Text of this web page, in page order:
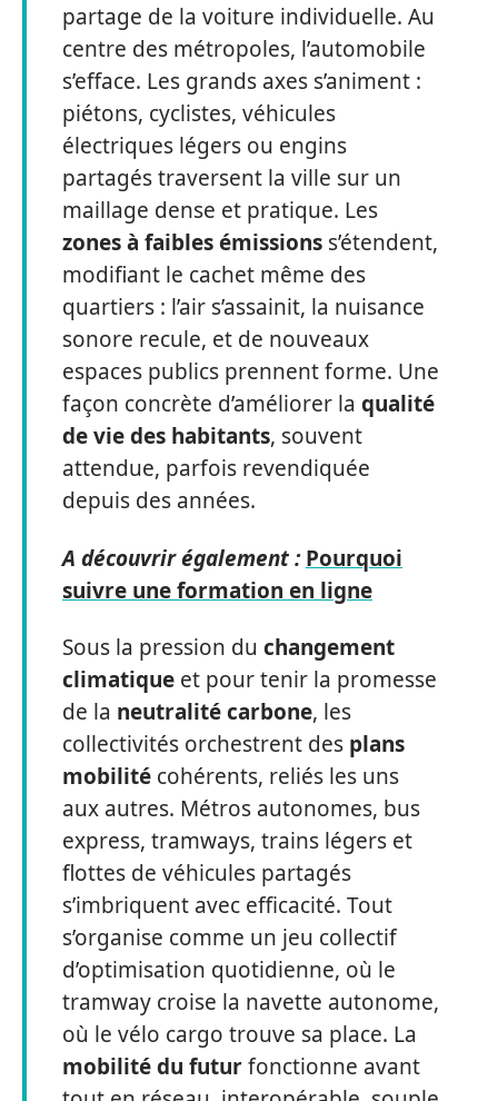
partage de la voiture individuelle. Au
centre des métropoles, l’automobile
s’efface. Les grands axes s’animent :
piétons, cyclistes, véhicules
électriques légers ou engins
partagés traversent la ville sur un
maillage dense et pratique. Les
zones à faibles émissions s’étendent,
modifiant le cachet même des
quartiers : l’air s’assainit, la nuisance
sonore recule, et de nouveaux
espaces publics prennent forme. Une
façon concrète d’améliorer la qualité
de vie des habitants, souvent
attendue, parfois revendiquée
depuis des années.
A découvrir également : Pourquoi
suivre une formation en ligne
Sous la pression du changement
climatique et pour tenir la promesse
de la neutralité carbone, les
collectivités orchestrent des plans
mobilité cohérents, reliés les uns
aux autres. Métros autonomes, bus
express, tramways, trains légers et
flottes de véhicules partagés
s’imbriquent avec efficacité. Tout
s’organise comme un jeu collectif
d’optimisation quotidienne, où le
tramway croise la navette autonome,
où le vélo cargo trouve sa place. La
mobilité du futurfonctionne avant